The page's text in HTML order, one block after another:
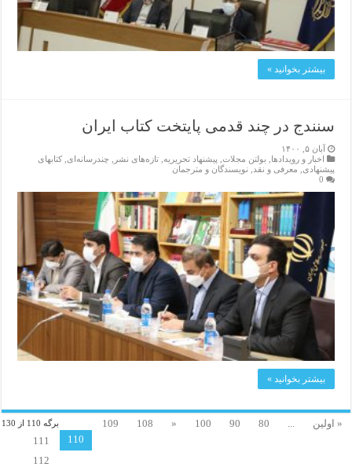
بیشتر بخوانید »
سنندج در چند قدمی پایتخت کتاب ایران
آبان ۵, ۱۴۰۰
اخبار و رویدادها
بولتن مجلات پیشنهاد تحریریه ,تازەهای نشر چندرسانه‌ای ,کتابهای
پیشنهادی
معرفی و نقد
نویسندگان و مترجمان
0
بیشتر بخوانید »
برگه 110 از 130 « اولین ...
80
90
100
«
108
109
110
111
112